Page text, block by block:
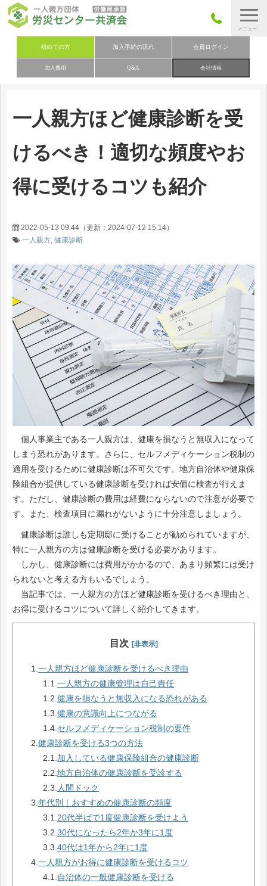
初めての方 加入手続の流れ 会員ログイン
加入費用 Q&A 会社情報
労災保険とは
労災保険の取りまとめ
加入費用
会社概要
お問い合わせ
一人親方ほど健康診断を受
けるべき！適切な頻度やお
得に受けるコツも紹介
2022-05-13 09:44 （更新： 2024-07-12 15:14）
一人親方 健康診断
個人事業主である一人親方は、健康を損なうと無収入になって
しまう恐れがあります。さらに、セルフメディケーション税制の
適用を受けるために健康診断は不可欠です。地方自治体や健康保
険組合が提供している健康診断を受ければ安価に検査が行えま
す。ただし、健康診断の費用は経費にならないので注意が必要で
す。また、検査項目に漏れがないように十分注意しましょう。
健康診断は誰しも定期邸に受けることが勧められていますが、
特に一人親方の方は健康診断を受ける必要があります。
しかし、健康診断には費用がかかるので、あまり頻繁には受け
られないと考える方もいるでしょう。
当記事では、一人親方の方ほど健康診断を受けるべき理由と、
お得に受けるコツについて詳しく紹介してきます。
目次 [非表示]
1. 一人親方ほど健康診断を受けるべき理由
1.1. 一人親方の健康管理は自己責任
1.2. 健康を損なうと無収入になる恐れがある
1.3. 健康の意識向上につながる
1.4. セルフメディケーション税制の要件
2. 健康診断を受ける3つの方法
2.1. 加入している健康保険組合の健康診断
2.2. 地方自治体の健康診断を受診する
2.3. 人間ドック
3. 年代別｜おすすめの健康診断の頻度
3.1. 20代半ばで1度健康診断を受けよう
3.2. 30代になったら2年か3年に1度
3.3. 40代は1年から2年に1度
4. 一人親方がお得に健康診断を受けるコツ
4.1. 自治体の一般健康診断を受ける